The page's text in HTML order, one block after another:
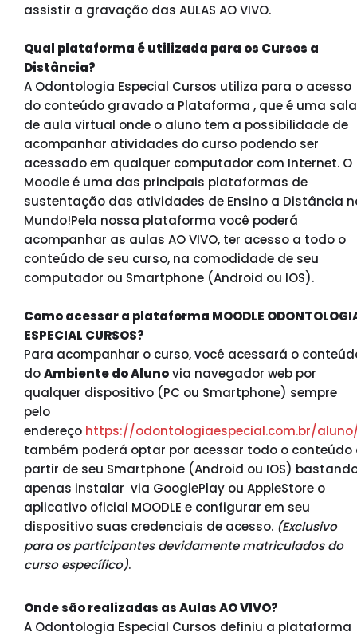
assistir a gravação das AULAS AO VIVO.
Qual plataforma é utilizada para os Cursos a
Distância?
A Odontologia Especial Cursos utiliza para o acesso
do conteúdo gravado a Plataforma , que é uma sala
de aula virtual onde o aluno tem a possibilidade de
acompanhar atividades do curso podendo ser
acessado em qualquer computador com Internet. O
Moodle é uma das principais plataformas de
sustentação das atividades de Ensino a Distância
Mundo!Pela nossa plataforma você poderá
acompanhar as aulas AO VIVO, ter acesso a todo o
conteúdo de seu curso, na comodidade de seu
computador ou Smartphone (Android ou IOS).
Como acessar a plataforma MOODLE
ESPECIAL CURSOS?
Para acompanhar o curso, você acessará o
doAmbiente do Alunovia navegador web por
qualquer dispositivo (PC ou Smartphone) sempre
pelo
endereço https://odontologiaespecial.com.br/
também poderá optar por acessar todo o conteúdo
partir de seu Smartphone (Android ou IOS)
apenas instalar via GooglePlay ou AppleStore o
aplicativo oficial MOODLE e configurar em seu
dispositivo suas credenciais de acesso. (Exclusivo
para os participantes devidamente matriculados do
curso específico).
Onde são realizadas as Aulas AO VIVO?
A Odontologia Especial Cursos definiu a plataforma